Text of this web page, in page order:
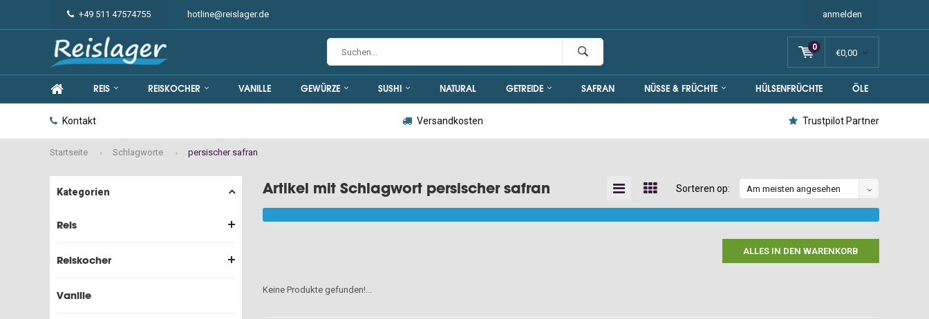
+49 511 47574755 hotline@reislager.de anmelden
0
€0,00
REIS REISKOCHER VANILLE GEWÜRZE SUSHI NATURAL GETREIDE SAFRAN NÜSSE & FRÜCHTE HÜLSENFRÜCHTE ÖLE
Kontakt Versandkosten Trustpilot Partner
Startseite Schlagworte persischer safran
Kategorien
Reis
Reiskocher
Vanille
Artikel mit Schlagwort persischer safran Sorteren op: Am meisten angesehen
ALLES IN DEN WARENKORB
Keine Produkte gefunden!...